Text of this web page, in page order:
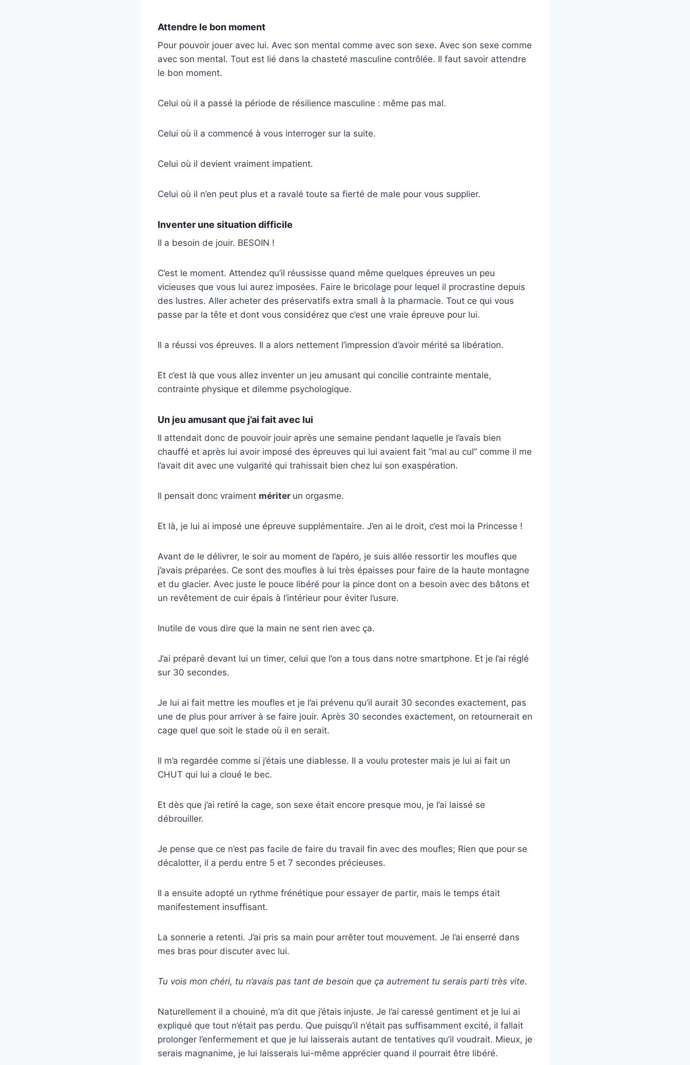
Attendre le bon moment
Pour pouvoir jouer avec lui. Avec son mental comme avec son sexe. Avec son sexe comme
avec son mental. Tout est lié dans la chasteté masculine contrôlée. Il faut savoir attendre
le bon moment.
Celui où il a passé la période de résilience masculine : même pas mal.
Celui où il a commencé à vous interroger sur la suite.
Celui où il devient vraiment impatient.
Celui où il n’en peut plus et a ravalé toute sa fierté de male pour vous supplier.
Inventer une situation difficile
Il a besoin de jouir. BESOIN !
C’est le moment. Attendez qu’il réussisse quand même quelques épreuves un peu
vicieuses que vous lui aurez imposées. Faire le bricolage pour lequel il procrastine depuis
des lustres. Aller acheter des préservatifs extra small à la pharmacie. Tout ce qui vous
passe par la tête et dont vous considérez que c’est une vraie épreuve pour lui.
Il a réussi vos épreuves. Il a alors nettement l’impression d’avoir mérité sa libération.
Et c’est là que vous allez inventer un jeu amusant qui concilie contrainte mentale,
contrainte physique et dilemme psychologique.
Un jeu amusant que j’ai fait avec lui
Il attendait donc de pouvoir jouir après une semaine pendant laquelle je l’avais bien
chauffé et après lui avoir imposé des épreuves qui lui avaient fait “mal au cul” comme il me
l’avait dit avec une vulgarité qui trahissait bien chez lui son exaspération.
Il pensait donc vraiment mériter un orgasme.
Et là, je lui ai imposé une épreuve supplémentaire. J’en ai le droit, c’est moi la Princesse !
Avant de le délivrer, le soir au moment de l’apéro, je suis allée ressortir les moufles que
j’avais préparées. Ce sont des moufles à lui très épaisses pour faire de la haute montagne
et du glacier. Avec juste le pouce libéré pour la pince dont on a besoin avec des bâtons et
un revêtement de cuir épais à l’intérieur pour éviter l’usure.
Inutile de vous dire que la main ne sent rien avec ça.
J’ai préparé devant lui un timer, celui que l’on a tous dans notre smartphone. Et je l’ai réglé
sur 30 secondes.
Je lui ai fait mettre les moufles et je l’ai prévenu qu’il aurait 30 secondes exactement, pas
une de plus pour arriver à se faire jouir. Après 30 secondes exactement, on retournerait en
cage quel que soit le stade où il en serait.
Il m’a regardée comme si j’étais une diablesse. Il a voulu protester mais je lui ai fait un
CHUT qui lui a cloué le bec.
Et dès que j’ai retiré la cage, son sexe était encore presque mou, je l’ai laissé se
débrouiller.
Je pense que ce n’est pas facile de faire du travail fin avec des moufles; Rien que pour se
décalotter, il a perdu entre 5 et 7 secondes précieuses.
Il a ensuite adopté un rythme frénétique pour essayer de partir, mais le temps était
manifestement insuffisant.
La sonnerie a retenti. J’ai pris sa main pour arrêter tout mouvement. Je l’ai enserré dans
mes bras pour discuter avec lui.
Tu vois mon chéri, tu n’avais pas tant de besoin que ça autrement tu serais parti très vite.
Naturellement il a chouiné, m’a dit que j’étais injuste. Je l’ai caressé gentiment et je lui ai
expliqué que tout n’était pas perdu. Que puisqu’il n’était pas suffisamment excité, il fallait
prolonger l’enfermement et que je lui laisserais autant de tentatives qu’il voudrait. Mieux, je
serais magnanime, je lui laisserais lui-même apprécier quand il pourrait être libéré.